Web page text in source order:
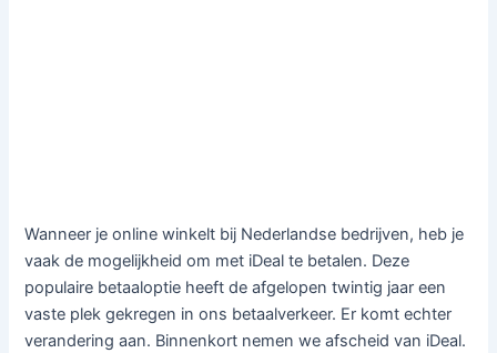
Wanneer je online winkelt bij Nederlandse bedrijven, heb je
vaak de mogelijkheid om met iDeal te betalen. Deze
populaire betaaloptie heeft de afgelopen twintig jaar een
vaste plek gekregen in ons betaalverkeer. Er komt echter
verandering aan. Binnenkort nemen we afscheid van iDeal.